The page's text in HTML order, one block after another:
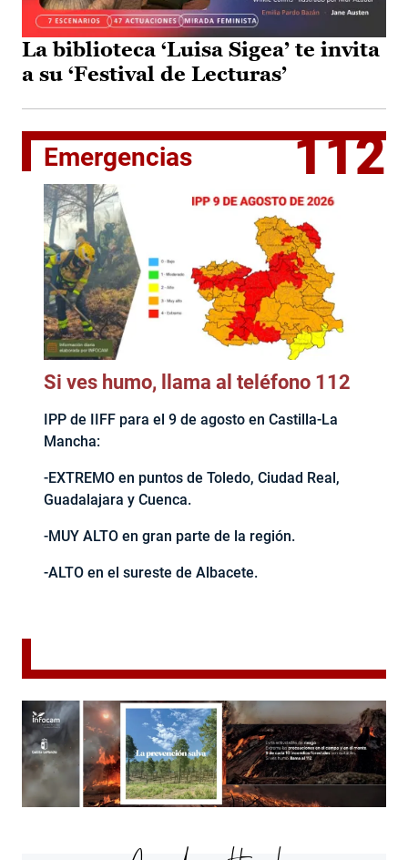
La biblioteca ‘Luisa Sigea’ te invita
a su ‘Festival de Lecturas’
Emergencias 112
Si ves humo, llama al teléfono 112
IPP de IIFF para el 9 de agosto en Castilla-La
Mancha:
-EXTREMO en puntos de Toledo, Ciudad Real,
Guadalajara y Cuenca.
-MUY ALTO en gran parte de la región.
-ALTO en el sureste de Albacete.